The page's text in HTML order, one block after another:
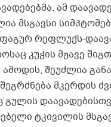
ამ
მსგავსი
რეფლუქს-
კუჭის მჟავე
ამოდის, შეუძლია
მკერდის
გულის
ტკივილის